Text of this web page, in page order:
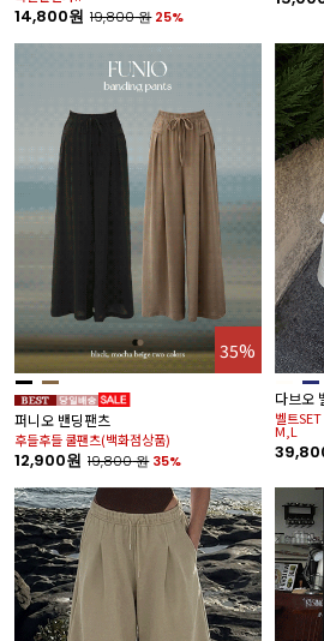
14,800원 19,800원 25%
35%
퍼니오 밴딩팬츠
후들후들 쿨팬츠(백화점상품)
12,900원 19,800원 35%
다브오
벨트SET
M,L